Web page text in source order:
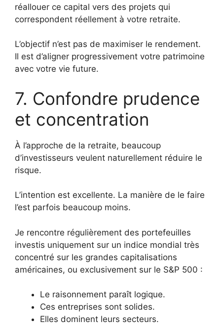
réallouer ce capital vers des projets qui
correspondent réellement à votre retraite.
L’objectif n’est pas de maximiser le rendement.
Il est d’aligner progressivement votre patrimoine
avec votre vie future.
7. Confondre prudence
et concentration
À l’approche de la retraite, beaucoup
d’investisseurs veulent naturellement réduire le
risque.
L’intention est excellente. La manière de le faire
l’est parfois beaucoup moins.
Je rencontre régulièrement des portefeuilles
investis uniquement sur un indice mondial très
concentré sur les grandes capitalisations
américaines, ou exclusivement sur le S&P 500 :
Le raisonnement paraît logique.
Ces entreprises sont solides.
Elles dominent leurs secteurs.